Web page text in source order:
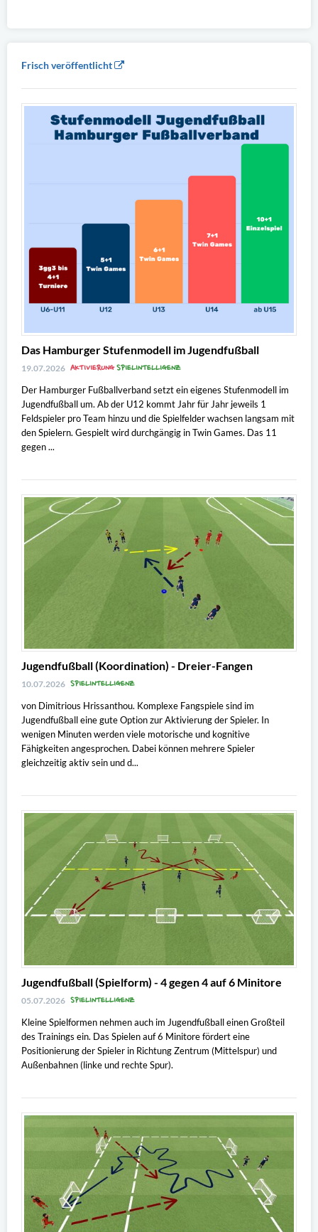
Frisch veröffentlicht
Das Hamburger Stufenmodell im Jugendfußball
19.07.2026 AKTIVIERUNGSPIELINTELLIGENZ
Der Hamburger Fußballverband setzt ein eigenes Stufenmodell im
Jugendfußball um. Ab der U12 kommt Jahr für Jahr jeweils 1
Feldspieler pro Team hinzu und die Spielfelder wachsen langsam mit
den Spielern. Gespielt wird durchgängig in Twin Games. Das 11
gegen ...
Jugendfußball (Koordination) - Dreier-Fangen
10.07.2026 SPIELINTELLIGENZ
von Dimitrious Hrissanthou. Komplexe Fangspiele sind im
Jugendfußball eine gute Option zur Aktivierung der Spieler. In
wenigen Minuten werden viele motorische und kognitive
Fähigkeiten angesprochen. Dabei können mehrere Spieler
gleichzeitig aktiv sein und d...
Jugendfußball (Spielform) - 4 gegen 4 auf 6 Minitore
05.07.2026 SPIELINTELLIGENZ
Kleine Spielformen nehmen auch im Jugendfußball einen Großteil
des Trainings ein. Das Spielen auf 6 Minitore fördert eine
Positionierung der Spieler in Richtung Zentrum (Mittelspur) und
Außenbahnen (linke und rechte Spur).